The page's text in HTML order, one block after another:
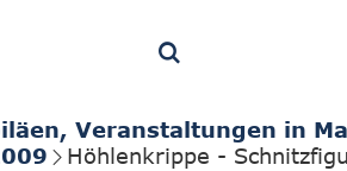
Veranstaltungen in
Höhlenkrippe -